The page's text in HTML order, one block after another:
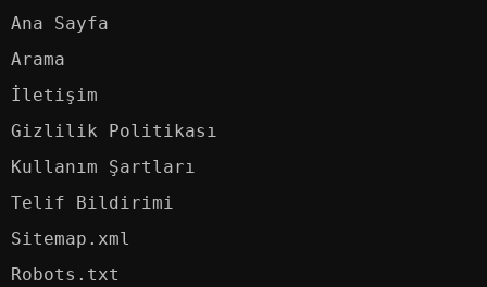
Ana Sayfa
Arama
İletişim
Gizlilik Politikası
Kullanım Şartları
Telif Bildirimi
Sitemap.xml
Robots.txt